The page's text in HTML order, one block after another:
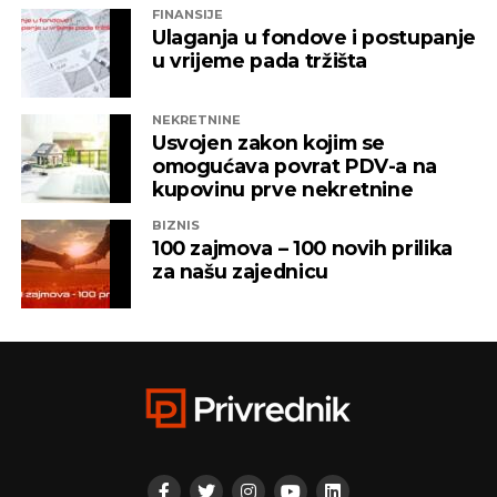
ITSS”, “Sirius 2010”, “Kaldera”, “K-2 Audio” u čijem je
vlasništvu Alternativna televizija, “Una World” u
čijem je vlasništvu bila “Una TV”.
Iz “Infinity-ja” su tada saopštili da će bez posla ostati
oko 800 ljudi, a spas su potražili u registrovanju
novih kompanija i promjenama vlasničke strukture,
pretvarajućći dotatašnje rukovodioce u vlasnike.
„Invictus“ su prije mjesec dana osnovali menadžeri
„Prointera“ i „Siriusa”.
REKLAMA
FINANSIJE
Ulaganja u fondove i postupanje
u vrijeme pada tržišta
NEKRETNINE
Usvojen zakon kojim se
omogućava povrat PDV-a na
kupovinu prve nekretnine
BIZNIS
100 zajmova – 100 novih prilika
za našu zajednicu